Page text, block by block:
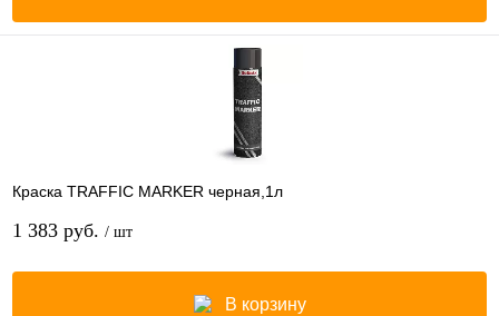
Краска TRAFFIC MARKER черная,1л
1 383 руб. / шт
В корзину